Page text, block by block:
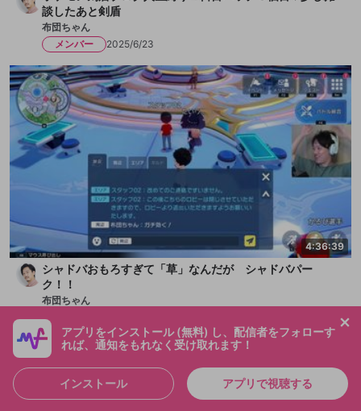
談したあと剣盾
布団ちゃん
メンバー
2025/6/23
4:36:39
シャドバおもろすぎて「草」なんだが シャドバパー
ク！！
布団ちゃん
アプリをインストール (無料) し、配信者をフォローす
れば、通知をもれなく受け取れます！
インストール アプリで視聴する